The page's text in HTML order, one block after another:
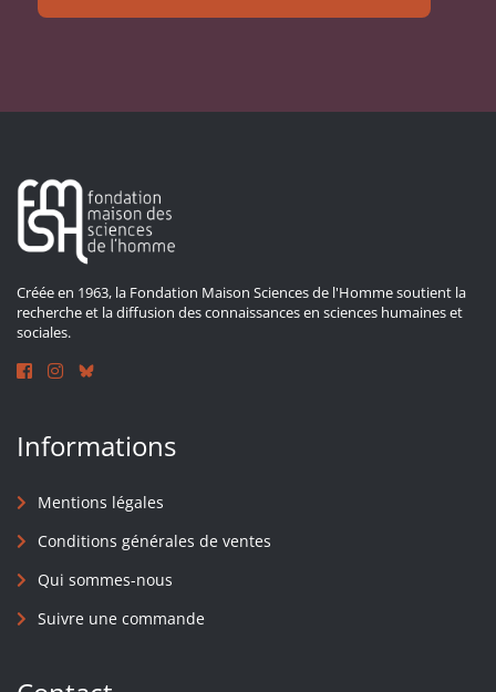
Créée en 1963, la Fondation Maison Sciences de l'Homme soutient la
recherche et la diffusion des connaissances en sciences humaines et
sociales.
Informations
Mentions légales
Conditions générales de ventes
Qui sommes-nous
Suivre une commande